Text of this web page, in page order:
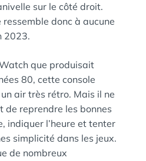
sur le côté droit.
donc à aucune
2023.
que produisait
80, cette console
air très rétro. Mais il ne
de reprendre les bonnes
indiquer l’heure et tenter
simplicité dans les jeux.
de nombreux